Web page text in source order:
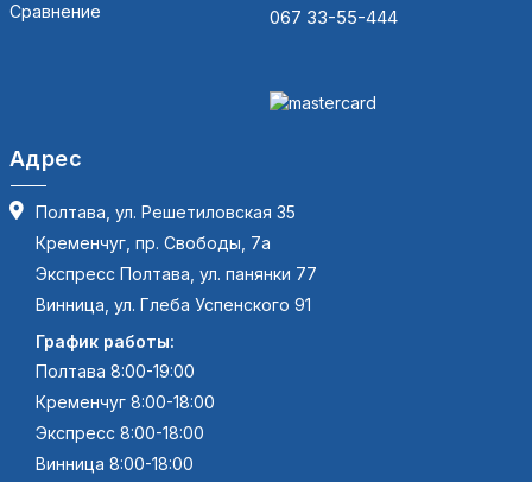
Сравнение
067 33-55-444
Адрес
Полтава, ул. Решетиловская 35
Кременчуг, пр. Свободы, 7а
Экспресс Полтава, ул. панянки 77
Винница, ул. Глеба Успенского 91
График работы:
Полтава 8:00-19:00
Кременчуг 8:00-18:00
Экспресс 8:00-18:00
Винница 8:00-18:00